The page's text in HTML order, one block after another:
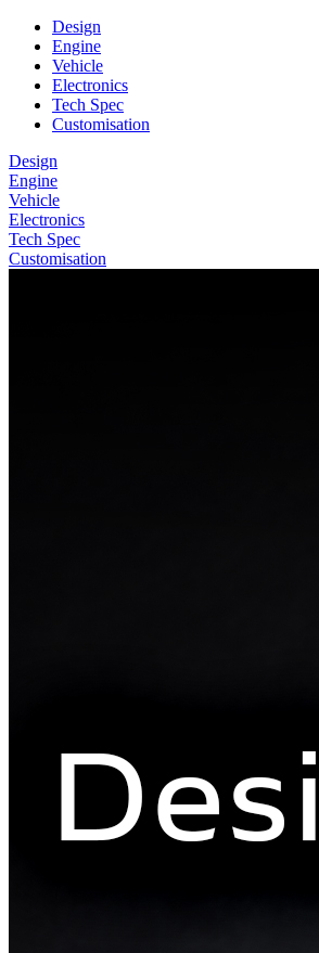
Design
Engine
Vehicle
Electronics
Tech Spec
Customisation
Design
Engine
Vehicle
Electronics
Tech Spec
Customisation